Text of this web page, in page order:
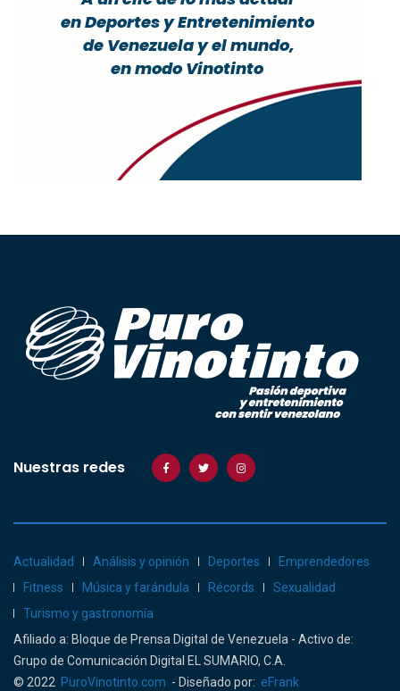
Nuestras redes
Actualidad Análisis y opinión Deportes
Emprendedores
Fitness
Música y farándula Récords
Sexualidad
Turismo y gastronomía
Afiliado a: Bloque de Prensa Digital de Venezuela - Activo de:
Grupo de Comunicación Digital EL SUMARIO, C.A.
© 2022 PuroVinotinto.com - Diseñado por: eFrank